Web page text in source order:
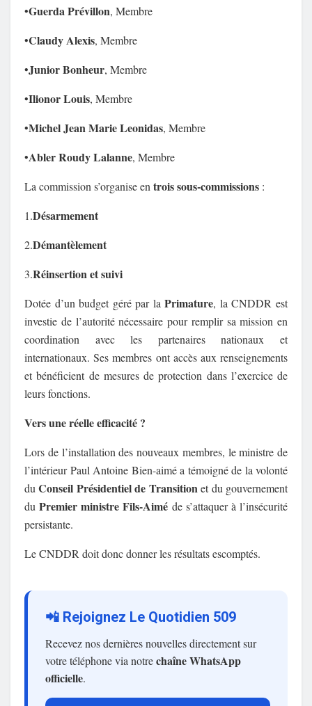
•Guerda Prévillon, Membre
•Claudy Alexis, Membre
•Junior Bonheur, Membre
•Ilionor Louis, Membre
•Michel Jean Marie Leonidas, Membre
•Abler Roudy Lalanne, Membre
La commission s’organise en trois sous-commissions :
1.Désarmement
2.Démantèlement
3.Réinsertion et suivi
Dotée d’un budget géré par laPrimature, la CNDDR est
investie de l’autorité nécessaire pour remplir sa mission en
coordination avec les partenaires nationaux et
internationaux. Ses membres ont accès aux renseignements
et bénéficient de mesures de protection dans l’exercice de
leurs fonctions.
Vers une réelle efficacité ?
Lors de l’installation des nouveaux membres, le ministre de
l’intérieur Paul Antoine Bien-aimé a témoigné de la volonté
duConseil Présidentiel de Transition et du gouvernement
duPremier ministre Fils-Aimé de s’attaquer à l’insécurité
persistante.
Le CNDDR doit donc donner les résultats escomptés.
📲 Rejoignez Le Quotidien 509
Recevez nos dernières nouvelles directement sur
votre téléphone via notrechaîne WhatsApp
officielle.